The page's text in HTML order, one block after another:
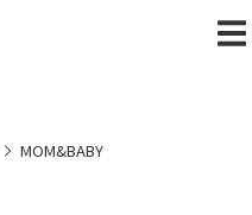
MOM&BABY